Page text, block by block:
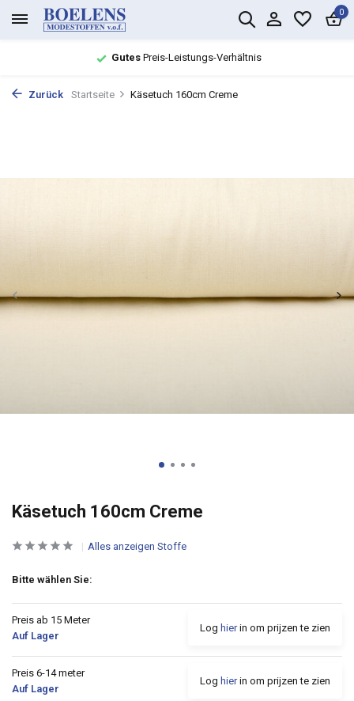
0
GutesPreis-Leistungs-Verhältnis
Zurück Startseite Käsetuch 160cm Creme
Käsetuch 160cm Creme
Alles anzeigen Stoffe
Bitte wählen Sie:
Preis ab 15 Meter
Auf Lager
Log hierin om prijzen te zien
Preis 6-14 meter
Auf Lager
Log hierin om prijzen te zien